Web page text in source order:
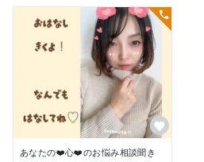
あなたの❤️心❤️のお悩み相談聞き